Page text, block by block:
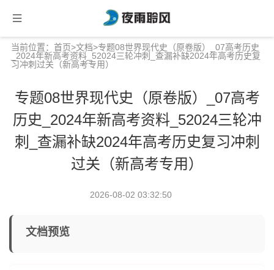
当前位置： 首页>文档>专题08世界现代史（原卷版）_07高考历史
_2024年新高考资料_52024三轮冲刺_查漏补缺2024年高考历史复
习冲刺过关（新高考专用）
专题08世界现代史（原卷版）_07高考
历史_2024年新高考资料_52024三轮冲
刺_查漏补缺2024年高考历史复习冲刺
过关（新高考专用）
2026-08-02 03:32:50
文档预览